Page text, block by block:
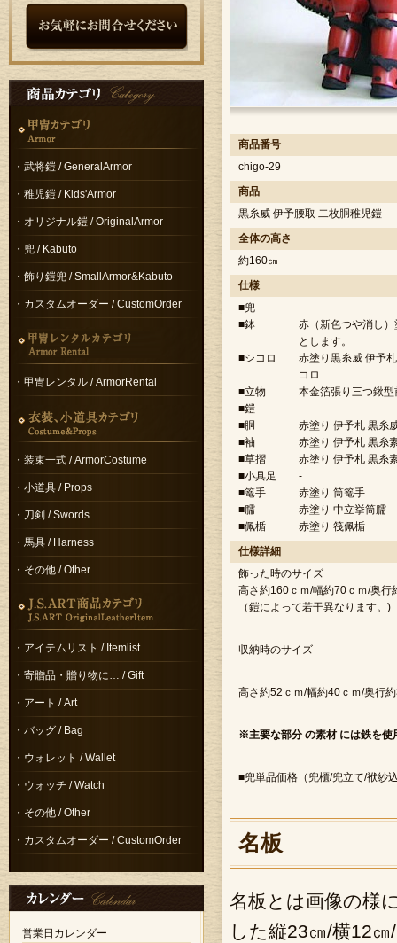
商品番号
chigo-29
商品
黒糸威 伊予腰取 二枚胴稚児鎧
全体の高さ
約160㎝
仕様
■兜
-
■鉢
赤（新色つや消し
とします。
■シコロ
赤塗り黒糸威 伊予
コロ
■立物
本金箔張り三つ鍬型
■鎧
-
■胴
赤塗り 伊予札 黒糸
■袖
赤塗り 伊予札 黒糸
■草摺
赤塗り 伊予札 黒糸
■小具足
-
■篭手
赤塗り 筒篭手
■臑
赤塗り 中立挙筒臑
■佩楯
赤塗り 筏佩楯
仕様詳細
飾った時のサイズ
高さ約160ｃｍ/幅約70
（鎧によって若干異なります。)
収納時のサイズ
高さ約52ｃｍ/幅約40ｃｍ/奥行
※主要な部分 の素材 には鉄を使
■兜単品価格（兜櫃/兜立て/袱紗
名板
名板とは画像の様
した縦23㎝/横12
・武将鎧 / GeneralArmor
・稚児鎧 / Kids'Armor
・オリジナル鎧 / OriginalArmor
・兜 / Kabuto
・飾り鎧兜 / SmallArmor&Kabuto
・カスタムオーダー / CustomOrder
・甲冑レンタル / ArmorRental
・装束一式 / ArmorCostume
・小道具 / Props
・刀剣 / Swords
・馬具 / Harness
・その他 / Other
・アイテムリスト / Itemlist
・寄贈品・贈り物に… / Gift
・アート / Art
・バッグ / Bag
・ウォレット / Wallet
・ウォッチ / Watch
・その他 / Other
・カスタムオーダー / CustomOrder
営業日カレンダー